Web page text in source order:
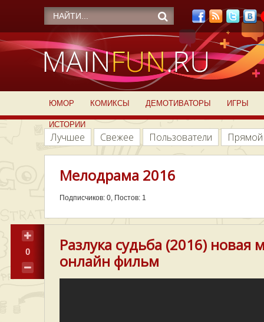
ЮМОР КОМИКСЫ ДЕМОТИВАТОРЫ ИГРЫ
ИСТОРИИ
Лучшее Свежее Пользователи
Мелодрама 2016
Подписчиков: 0, Постов: 1
0
Разлука судьба (2016)
онлайн фильм